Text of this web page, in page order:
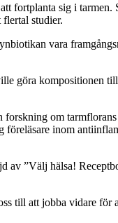
fortplanta sig i
studier.
vara
göra kompositionen
om
inom
”Välj hälsa!
till att jobba vidare